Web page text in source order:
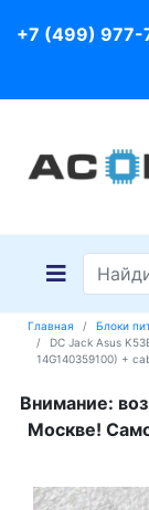
+7 (499) 977-
Главная Блоки
DC Jack Asus
14G140359100) +
Внимание:
Москве!